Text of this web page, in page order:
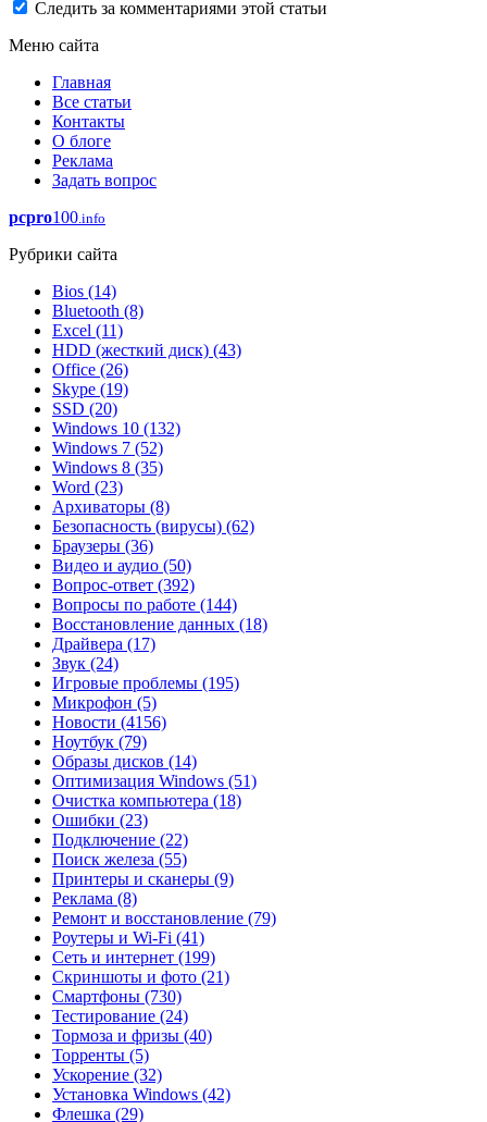
Следить за комментариями этой статьи
Меню сайта
Главная
Все статьи
Контакты
О блоге
Реклама
Задать вопрос
pcpro100.info
Рубрики сайта
Bios (14)
Bluetooth (8)
Excel (11)
HDD (жесткий диск) (43)
Office (26)
Skype (19)
SSD (20)
Windows 10 (132)
Windows 7 (52)
Windows 8 (35)
Word (23)
Архиваторы (8)
Безопасность (вирусы) (62)
Браузеры (36)
Видео и аудио (50)
Вопрос-ответ (392)
Вопросы по работе (144)
Восстановление данных (18)
Драйвера (17)
Звук (24)
Игровые проблемы (195)
Микрофон (5)
Новости (4156)
Ноутбук (79)
Образы дисков (14)
Оптимизация Windows (51)
Очистка компьютера (18)
Ошибки (23)
Подключение (22)
Поиск железа (55)
Принтеры и сканеры (9)
Реклама (8)
Ремонт и восстановление (79)
Роутеры и Wi-Fi (41)
Сеть и интернет (199)
Скриншоты и фото (21)
Смартфоны (730)
Тестирование (24)
Тормоза и фризы (40)
Торренты (5)
Ускорение (32)
Установка Windows (42)
Флешка (29)